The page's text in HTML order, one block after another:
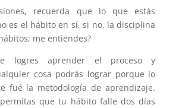
recuerda que lo que estás
es el hábito en sí, si no, la disciplina
me entiendes?
logres aprender el proceso y
cosa podrás lograr porque lo
fué la metodología de aprendizaje.
que tu hábito falle dos días